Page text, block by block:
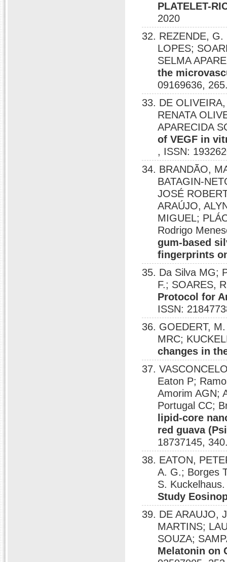
PLATELET-
2020
32. REZENDE,
LOPES;
SELMA
the
09169636,
33. DE
RENATA
APARECIDA
of VEGF in
, ISSN:
34. BRANDÃO,
BATAGIN-
JOSÉ
ARAÚJO,
MIGUEL;
Rodrigo
gum-based
fingerprints
35. Da Silva MG;
F.; SOARES,
Protocol for
ISSN:
36. GOEDERT,
MRC;
changes in
37.
Eaton P;
Amorim AGN;
Portugal CC;
lipid-core
red guava
18737145,
38. EATON,
A. G.; Borges
S.
Study
39. DE ARAUJO,
MARTINS;
SOUZA;
Melatonin on